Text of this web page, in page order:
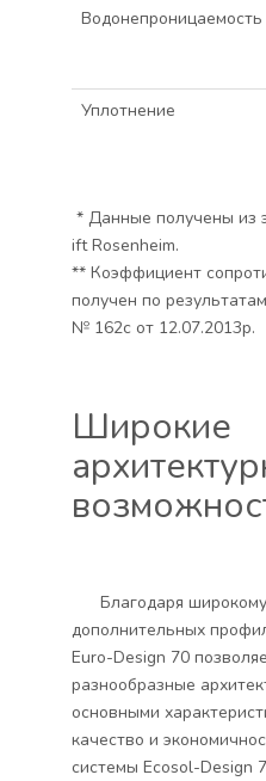
Водонепроницаемость
Уплотнение
* Данные получены из
ift Rosenheim.
** Коэффициент
получен по
№ 162с от 12.07.2013р.
Широкие
Благодаря
дополнительных
Euro-Design 70
разнообразные
основными
качество и
системы Ecosol-Design